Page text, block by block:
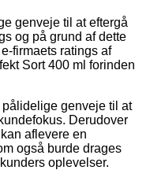
genveje til at eftergå
og på grund af dette
firmaets ratings af
Sort 400 ml forinden
genveje til at
Derudover
aflevere en
også burde drages
oplevelser.